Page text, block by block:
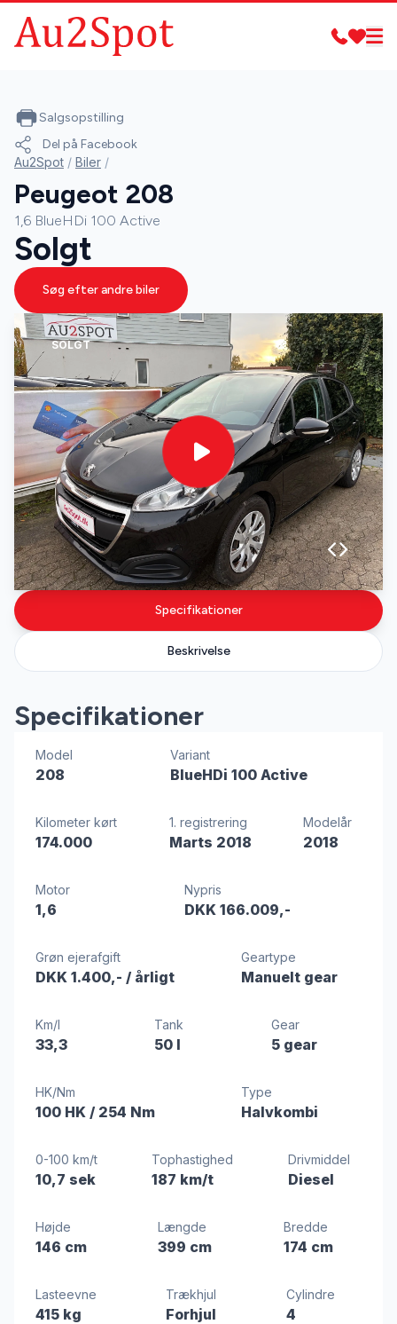
SOLGT
Specifikationer
Beskrivelse
Specifikationer
Model
208
Variant
BlueHDi 100 Active
Kilometer kørt
174.000
1. registrering
Marts 2018
Modelår
2018
Motor
1,6
Nypris
DKK 166.009,-
Grøn ejerafgift
DKK 1.400,- / årligt
Geartype
Manuelt gear
Km/l
33,3
Tank
50 l
Gear
5 gear
HK/Nm
100 HK / 254 Nm
Type
Halvkombi
0-100 km/t
10,7 sek
Tophastighed
187 km/t
Drivmiddel
Diesel
Højde
146 cm
Længde
399 cm
Bredde
174 cm
Lasteevne
415 kg
Trækhjul
Forhjul
Cylindre
4
Salgsopstilling
Del på Facebook
Au2Spot / Biler /
Peugeot 208
1,6 BlueHDi 100 Active
Solgt
Søg efter andre biler